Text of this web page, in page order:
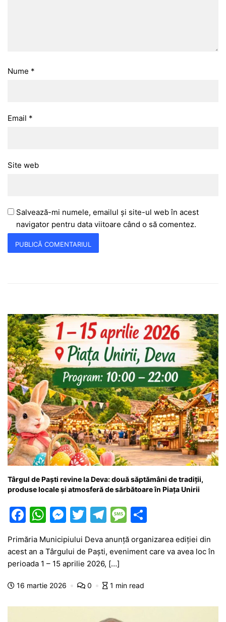
Nume *
Email *
Site web
Salvează-mi numele, emailul și site-ul web în acest
navigator pentru data viitoare când o să comentez.
Târgul de Paști revine la Deva: două săptămâni de tradiții,
produse locale și atmosferă de sărbătoare în Piața Unirii
F
a
c
e
b
o
o
W
at
s
A
p
M
e
s
s
e
g
T
itt
er
T
e
gr
a
m
M
s
a
g
e
ar
ta
ă
Primăria Municipiului Deva anunță organizarea ediției din
acest an a Târgului de Paști, eveniment care va avea loc în
perioada 1 – 15 aprilie 2026, […]
16 martie 2026 0 1 min read